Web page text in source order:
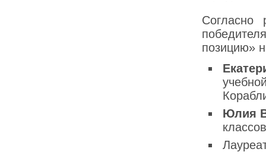
Согласно
позицию»
Юлия